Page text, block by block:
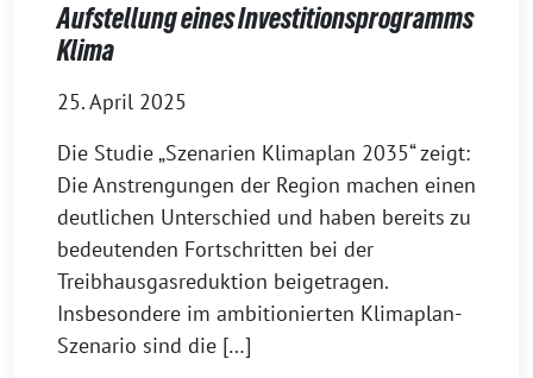
Aufstellung eines Investitionsprogramms
Klima
25. April 2025
Die Studie „Szenarien Klimaplan 2035“ zeigt:
Die Anstrengungen der Region machen einen
deutlichen Unterschied und haben bereits zu
bedeutenden Fortschritten bei der
Treibhausgasreduktion beigetragen.
Insbesondere im ambitionierten Klimaplan-
Szenario sind die […]